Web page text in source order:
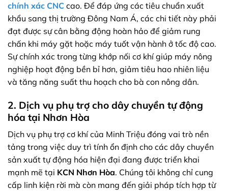
chính xác CNC cao. Để đáp ứng các tiêu chuẩn xuất
khẩu sang thị trường Đông Nam Á, các chi tiết này phải
đạt được sự cân bằng động hoàn hảo để giảm rung
chấn khi máy gặt hoặc máy tuốt vận hành ở tốc độ cao.
Sự chính xác trong từng khớp nối cơ khí giúp máy nông
nghiệp hoạt động bền bỉ hơn, giảm tiêu hao nhiên liệu
và tăng năng suất thu hoạch cho bà con nông dân.
2. Dịch vụ phụ trợ cho dây chuyền tự động
hóa tại Nhơn Hòa
Dịch vụ phụ trợ cơ khí của Minh Triệu đóng vai trò nền
tảng trong việc duy trì tính ổn định cho các dây chuyền
sản xuất tự động hóa hiện đại đang được triển khai
mạnh mẽ tại KCN Nhơn Hòa. Chúng tôi không chỉ cung
cấp linh kiện rời mà còn mang đến giải pháp tích hợp từ